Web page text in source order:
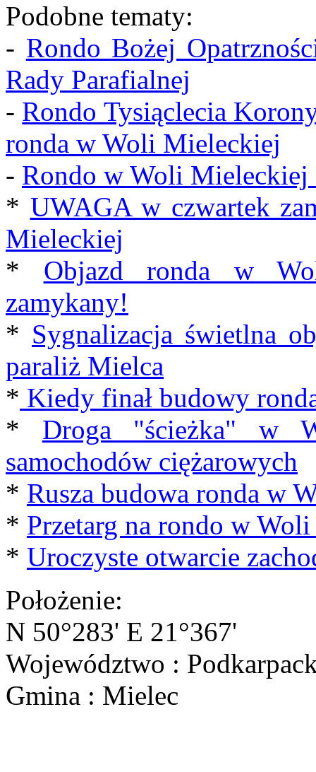
Podobne tematy:
- Rondo Bożej
Rady Parafialnej
- Rondo Tysiąclecia
ronda w Woli Mieleckiej
- Rondo w Woli
* UWAGA w czwartek
Mieleckiej
* Objazd ronda w
zamykany!
* Sygnalizacja świetlna
paraliż Mielca
* Kiedy finał budowy
* Droga "ścieżka" w
samochodów ciężarowych
* Rusza budowa ronda w
* Przetarg na rondo w
* Uroczyste otwarcie
Położenie:
N 50°283' E 21°367'
Województwo :
Gmina : Mielec